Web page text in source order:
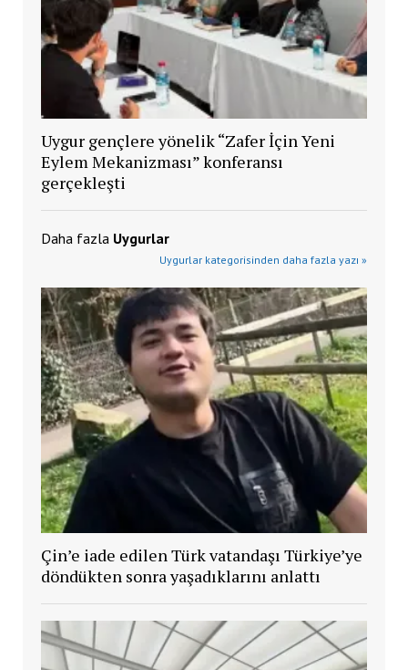
Uygur gençlere yönelik “Zafer İçin Yeni
Eylem Mekanizması” konferansı
gerçekleşti
Daha fazla Uygurlar
Uygurlar kategorisinden daha fazla yazı »
Çin’e iade edilen Türk vatandaşı Türkiye’ye
döndükten sonra yaşadıklarını anlattı